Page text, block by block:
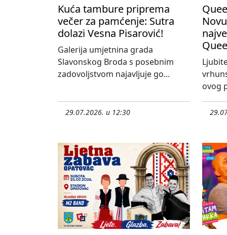
Kuća tambure priprema
večer za pamćenje: Sutra
dolazi Vesna Pisarović!
Galerija umjetnina grada
Slavonskog Broda s posebnim
zadovoljstvom najavljuje go...
29.07.2026. u 12:30
ovog